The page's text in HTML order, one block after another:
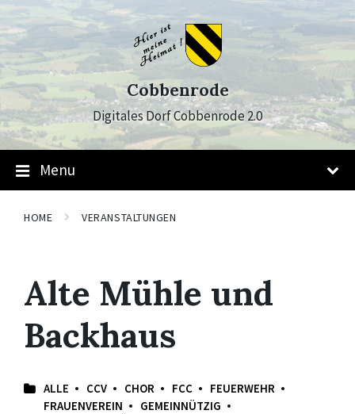
Skip
to
content
Skip
to
main
navigation
Skip
to
footer
Cobbenrode
Digitales Dorf Cobbenrode 2.0
Menu
HOME VERANSTALTUNGEN
Alte Mühle und
Backhaus
ALLE CCV CHOR FCC
FEUERWEHR
FRAUENVEREIN
GEMEINNÜTZIG